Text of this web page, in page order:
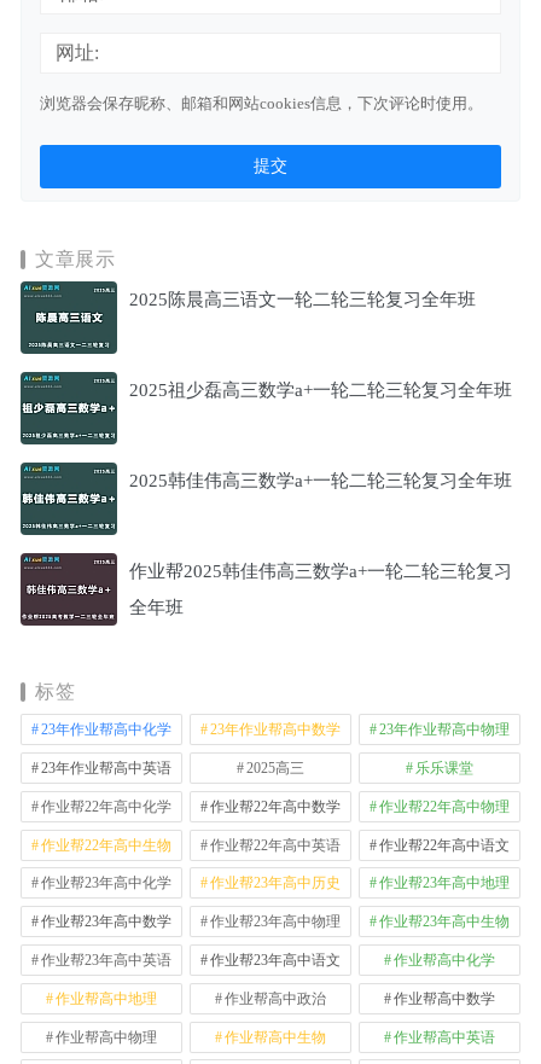
网址:
浏览器会保存昵称、邮箱和网站cookies信息，下次评论时使用。
文章展示
2025陈晨高三语文一轮二轮三轮复习全年班
2025祖少磊高三数学a+一轮二轮三轮复习全年班
2025韩佳伟高三数学a+一轮二轮三轮复习全年班
作业帮2025韩佳伟高三数学a+一轮二轮三轮复习
全年班
标签
23年作业帮高中化学 23年作业帮高中数学 23年作业帮高中物理
23年作业帮高中英语 2025高三 乐乐课堂
作业帮22年高中化学 作业帮22年高中数学 作业帮22年高中物理
作业帮22年高中生物 作业帮22年高中英语 作业帮22年高中语文
作业帮23年高中化学 作业帮23年高中历史 作业帮23年高中地理
作业帮23年高中数学 作业帮23年高中物理 作业帮23年高中生物
作业帮23年高中英语 作业帮23年高中语文 作业帮高中化学
作业帮高中地理 作业帮高中政治 作业帮高中数学
作业帮高中物理 作业帮高中生物 作业帮高中英语